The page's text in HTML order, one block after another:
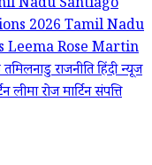
NaduSantiago
2026Tamil Nadu
Leema Rose Martin
तमिलनाडु राजनीति हिंदी न्यूज
लीमा रोज मार्टिन संपत्ति